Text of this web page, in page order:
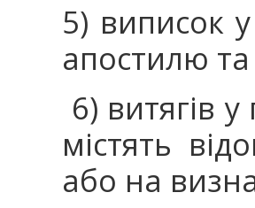
5) виписок
апостилю
6) витягів
містять
або на